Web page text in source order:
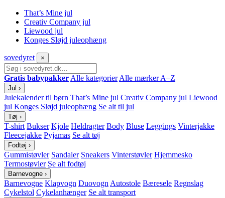
That’s Mine jul
Creativ Company jul
Liewood jul
Konges Sløjd juleophæng
sovedyret ×
Gratis babypakker Alle kategorier Alle mærker A–Z
Jul ›
Julekalender til børn That’s Mine jul Creativ Company jul Liewood
jul Konges Sløjd juleophæng Se alt til jul
Tøj ›
T-shirt Bukser Kjole Heldragter Body Bluse Leggings Vinterjakke
Fleecejakke Pyjamas Se alt tøj
Fodtøj ›
Gummistøvler Sandaler Sneakers Vinterstøvler Hjemmesko
Termostøvler Se alt fodtøj
Barnevogne ›
Barnevogne Klapvogn Duovogn Autostole Bæresele Regnslag
Cykelstol Cykelanhænger Se alt transport